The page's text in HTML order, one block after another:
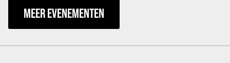
MEER EVENEMENTEN